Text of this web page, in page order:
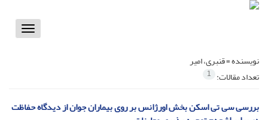
Toggle
نویسنده =قنبری، امیر
تعداد مقالات: 1
بررسی سی تی اسکن بخش اورژانس بر روی بیماران جوان از دیدگاه حفاظت